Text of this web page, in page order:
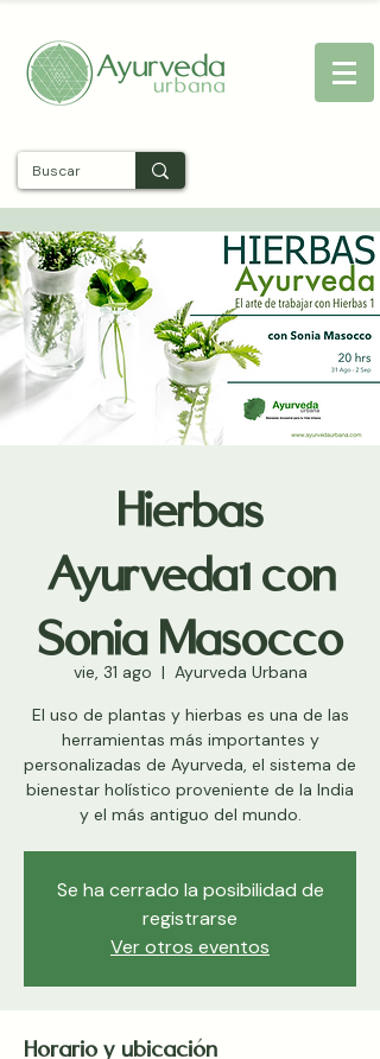
Hierbas
Ayurveda1 con
Sonia Masocco
vie, 31 ago
  |
Ayurveda Urbana
El uso de plantas y hierbas es una de las
herramientas más importantes y
personalizadas de Ayurveda, el sistema de
bienestar holístico proveniente de la India
y el más antiguo del mundo.
Se ha cerrado la posibilidad de
registrarse
Ver otros eventos
Horario y ubicación